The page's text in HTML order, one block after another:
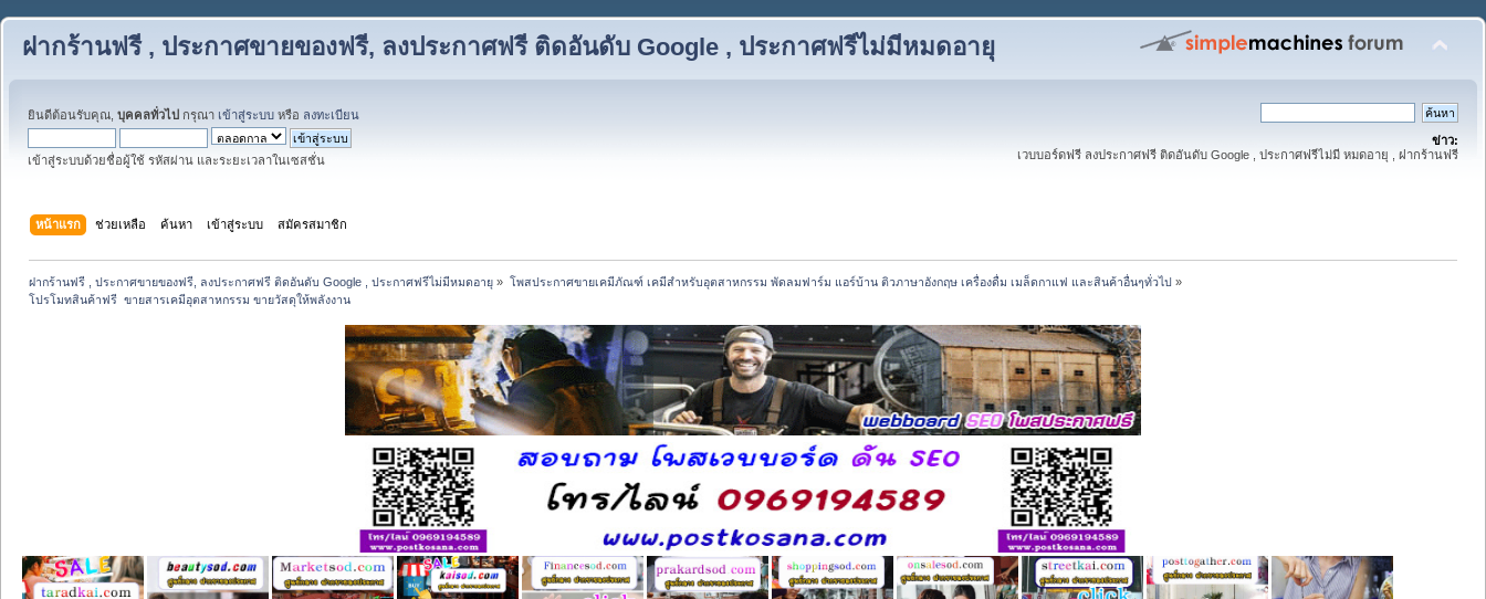
ฝากร้านฟรี , ประกาศขายของฟรี, ลงประกาศฟรี ติดอันดับ Google , ประกาศฟรีไม่มีหมดอายุ
ยินดีต้อนรับคุณ, บุคคลทั่วไป กรุณา เข้าสู่ระบบ หรือ ลงทะเบียน
เข้าสู่ระบบด้วยชื่อผู้ใช้ รหัสผ่าน และระยะเวลาในเซสชั่น
ข่าว:
เวบบอร์ดฟรี ลงประกาศฟรี ติดอันดับ Google , ประกาศฟรีไม่มี หมดอายุ , ฝากร้านฟรี
หน้าแรก ช่วยเหลือ ค้นหา เข้าสู่ระบบ สมัครสมาชิก
ฝากร้านฟรี , ประกาศขายของฟรี, ลงประกาศฟรี ติดอันดับ Google , ประกาศฟรีไม่มีหมดอายุ » โพสประกาศขายเคมีภัณฑ์ เคมีสำหรับอุตสาหกรรม พัดลมฟาร์ม แอร์บ้าน ติวภาษาอังกฤษ เครื่องดื่ม เมล็ดกาแฟ และสินค้าอื่นๆทั่วไป»
โปรโมทสินค้าฟรี  ขายสารเคมีอุตสาหกรรม ขายวัสดุให้พลังงาน